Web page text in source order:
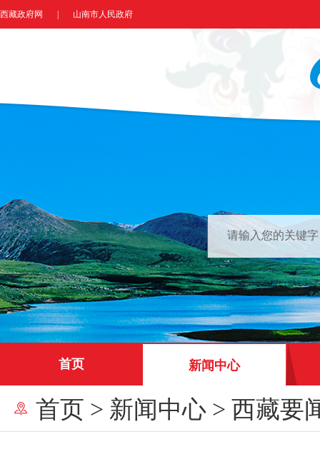
西藏政府网 山南市人民政府
首页 新闻中心
首页 > 新闻中心 > 西藏要